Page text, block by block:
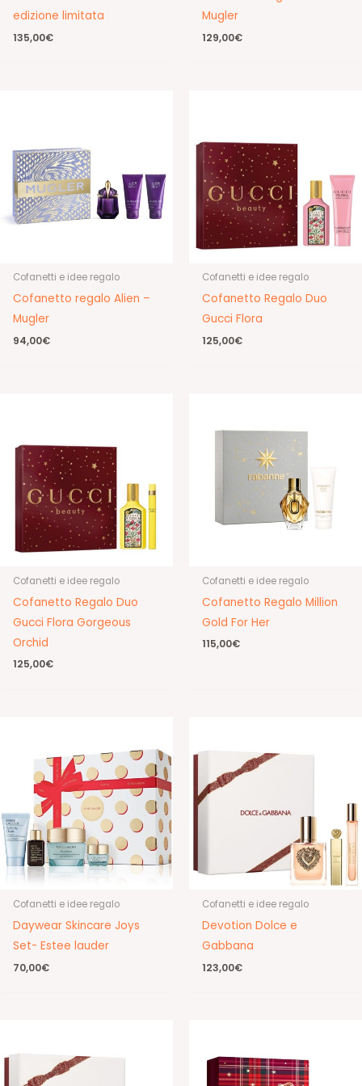
edizione limitata
135,00€
Mugler
129,00€
Cofanetti e idee regalo
Cofanetto regalo Alien –
Mugler
94,00€
Cofanetti e idee regalo
Cofanetto Regalo Duo
Gucci Flora
125,00€
Cofanetti e idee regalo
Cofanetto Regalo Duo
Gucci Flora Gorgeous
Orchid
125,00€
Cofanetti e idee regalo
Cofanetto Regalo Million
Gold For Her
115,00€
Cofanetti e idee regalo
Daywear Skincare Joys
Set- Estee lauder
70,00€
Cofanetti e idee regalo
Devotion Dolce e
Gabbana
123,00€